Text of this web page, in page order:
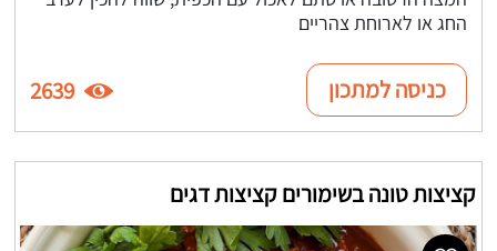
החג או לארוחת צהריים
כניסה למתכון 2639
קציצות טונה בשימורים קציצות דגים